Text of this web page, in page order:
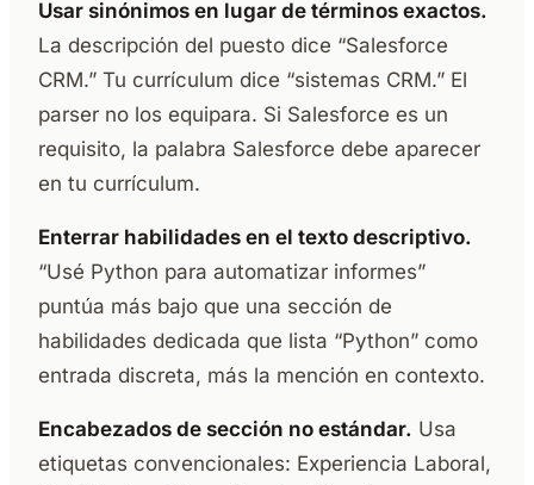
Usar sinónimos en lugar de términos exactos.
La descripción del puesto dice “Salesforce
CRM.” Tu currículum dice “sistemas CRM.” El
parser no los equipara. Si Salesforce es un
requisito, la palabra Salesforce debe aparecer
en tu currículum.
Enterrar habilidades en el texto descriptivo.
“Usé Python para automatizar informes”
puntúa más bajo que una sección de
habilidades dedicada que lista “Python” como
entrada discreta, más la mención en contexto.
Encabezados de sección no estándar. Usa
etiquetas convencionales: Experiencia Laboral,